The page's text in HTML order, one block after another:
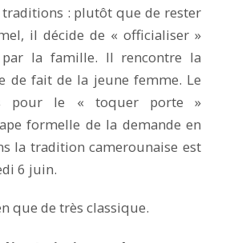
traditions : plutôt que de rester
il décide de « officialiser »
par la famille. Il rencontre la
de fait de la jeune femme. Le
pour le « toquer porte »
formelle de la demande en
la tradition camerounaise est
6 juin.
que de très classique.